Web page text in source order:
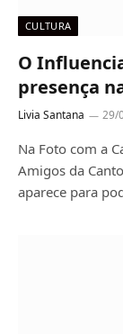
CULTURA
O
presença
Livia Santana 29/
Na Foto com a
Amigos da
aparece para